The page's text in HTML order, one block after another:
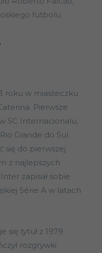
futbolu.
roku w miasteczku
Pierwsze
SC Internacionalu,
Grande do Sul.
się do pierwszej
z najlepszych
zapisał sobie
Série A w latach
się tytuł z 1979
rozgrywki